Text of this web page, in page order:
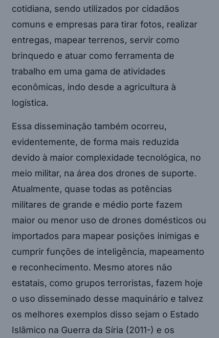
cotidiana, sendo utilizados por cidadãos
comuns e empresas para tirar fotos, realizar
entregas, mapear terrenos, servir como
brinquedo e atuar como ferramenta de
trabalho em uma gama de atividades
econômicas, indo desde a agricultura à
logística.
Essa disseminação também ocorreu,
evidentemente, de forma mais reduzida
devido à maior complexidade tecnológica, no
meio militar, na área dos drones de suporte.
Atualmente, quase todas as potências
militares de grande e médio porte fazem
maior ou menor uso de drones domésticos ou
importados para mapear posições inimigas e
cumprir funções de inteligência, mapeamento
e reconhecimento. Mesmo atores não
estatais, como grupos terroristas, fazem hoje
o uso disseminado desse maquinário e talvez
os melhores exemplos disso sejam o Estado
Islâmico na Guerra da Síria (2011-) e os